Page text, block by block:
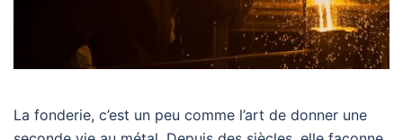
La fonderie, c’est un peu comme l’art de donner une